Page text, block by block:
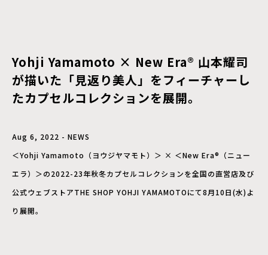
Yohji Yamamoto × New Era®️ 山本耀司
が描いた「見返り美人」をフィーチャーし
たカプセルコレクションを展開。
Aug 6, 2022 - NEWS
＜Yohji Yamamoto（ヨウジヤマモト）＞ × ＜New Era®️（ニュー
エラ）＞の2022-23年秋冬カプセルコレクションを全国の直営店及び
公式ウェブストアTHE SHOP YOHJI YAMAMOTOにて8月10日(水)よ
り展開。